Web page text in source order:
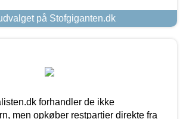
på Stofgiganten.dk
forhandler de ikke
men opkøber restpartier direkte fra